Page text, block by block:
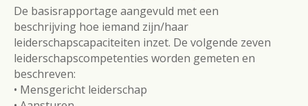
De basisrapportage aangevuld met een
beschrijving hoe iemand zijn/haar
leiderschapscapaciteiten inzet. De volgende zeven
leiderschapscompetenties worden gemeten en
beschreven:
• Mensgericht leiderschap